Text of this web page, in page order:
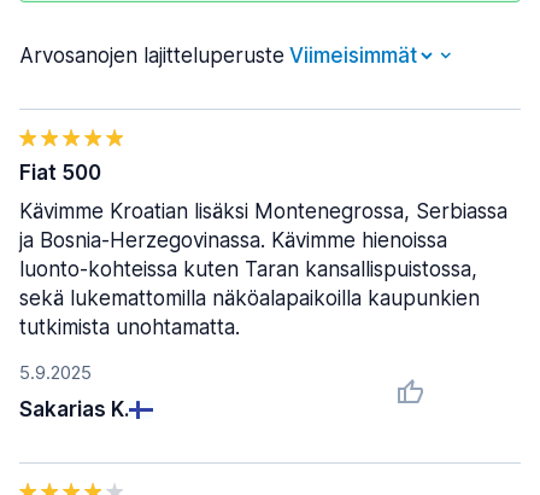
Arvosanojen lajitteluperuste
5.9.2025
Sakarias K.
Fiat 500
Kävimme Kroatian lisäksi Montenegrossa, Serbiassa
ja Bosnia-Herzegovinassa. Kävimme hienoissa
luonto-kohteissa kuten Taran kansallispuistossa,
sekä lukemattomilla näköalapaikoilla kaupunkien
tutkimista unohtamatta.